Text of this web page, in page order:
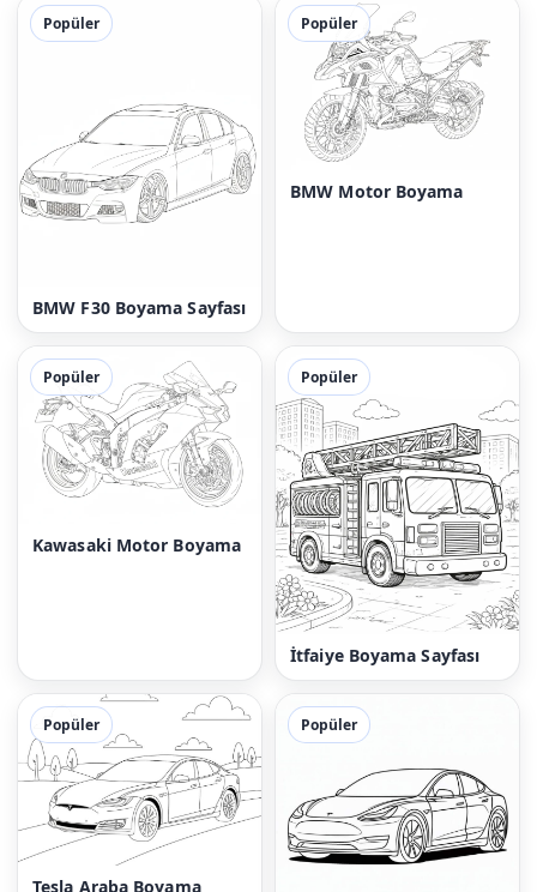
Popüler
BMW F30 Boyama Sayfası
Popüler
BMW Motor Boyama
Popüler
Kawasaki Motor Boyama
Popüler
İtfaiye Boyama Sayfası
Popüler
Tesla Araba Boyama
Popüler